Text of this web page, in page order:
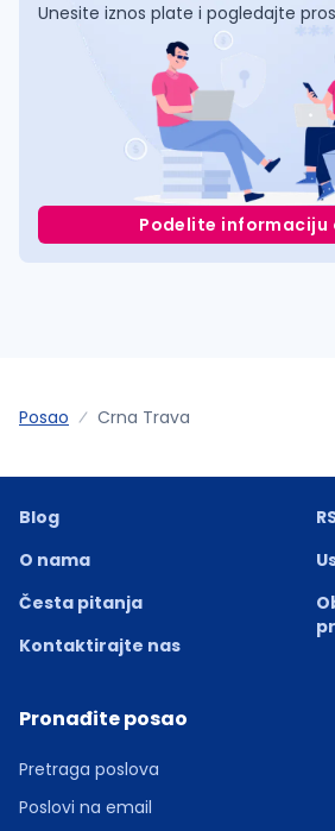
Unesite iznos plate i pogledajte
Podelite informaciju
Posao Crna Trava
Blog
O nama
Česta pitanja
Kontaktirajte nas
Pronađite posao
Pretraga poslova
Poslovi na email